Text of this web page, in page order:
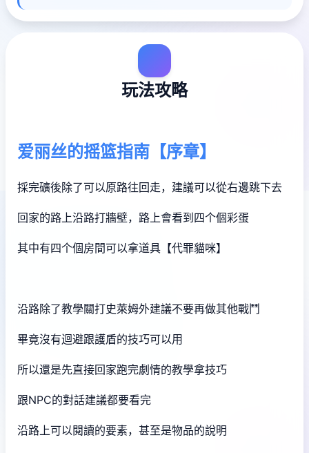
玩法攻略
爱丽丝的摇篮指南【序章】
採完礦後除了可以原路往回走，建議可以從右邊跳下去
回家的路上沿路打牆壁，路上會看到四个個彩蛋
其中有四个個房間可以拿道具【代罪貓咪】
沿路除了教學關打史萊姆外建議不要再做其他戰鬥
畢竟沒有迴避跟護盾的技巧可以用
所以還是先直接回家跑完劇情的教學拿技巧
跟NPC的對話建議都要看完
沿路上可以閱讀的要素，甚至是物品的說明